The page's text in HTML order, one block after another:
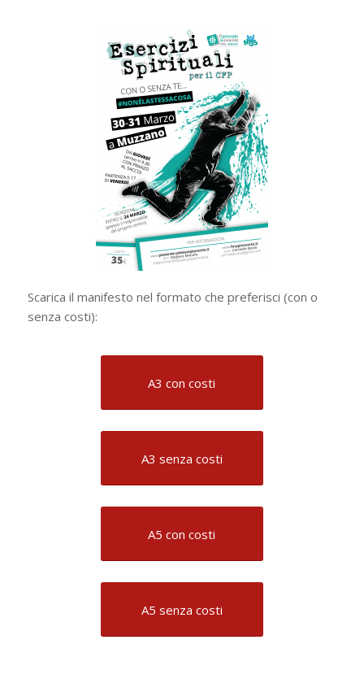
Scarica il manifesto nel formato che preferisci (con o
senza costi):
A3 con costi
A3 senza costi
A5 con costi
A5 senza costi